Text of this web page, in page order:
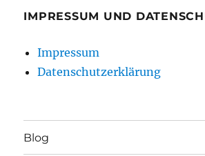
IMPRESSUM UND
Impressum
Datenschutzerklärung
Blog